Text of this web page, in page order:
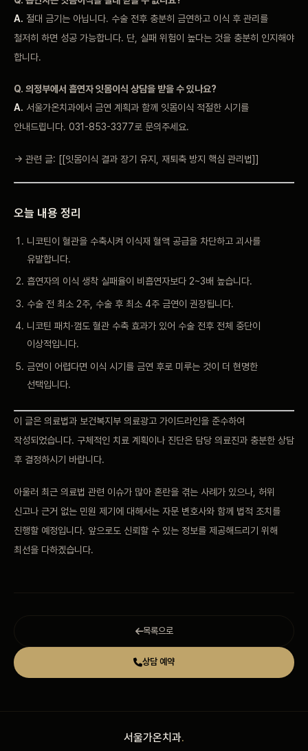
A. 절대 금기는 아닙니다. 수술 전후 충분히 금연하고 이식 후 관리를
철저히 하면 성공 가능합니다. 단, 실패 위험이 높다는 것을 충분히 인지해야
합니다.
Q. 의정부에서 흡연자 잇몸이식 상담을 받을 수 있나요?
A. 서울가온치과에서 금연 계획과 함께 잇몸이식 적절한 시기를
안내드립니다. 031-853-3377로 문의주세요.
→ 관련 글: [[잇몸이식 결과 장기 유지, 재퇴축 방지 핵심 관리법]]
오늘 내용 정리
니코틴이 혈관을 수축시켜 이식재 혈액 공급을 차단하고 괴사를
유발합니다.
흡연자의 이식 생착 실패율이 비흡연자보다 2~3배 높습니다.
수술 전 최소 2주, 수술 후 최소 4주 금연이 권장됩니다.
니코틴 패치·껌도 혈관 수축 효과가 있어 수술 전후 전체 중단이
이상적입니다.
금연이 어렵다면 이식 시기를 금연 후로 미루는 것이 더 현명한
선택입니다.
이 글은 의료법과 보건복지부 의료광고 가이드라인을 준수하여
작성되었습니다. 구체적인 치료 계획이나 진단은 담당 의료진과 충분한 상담
후 결정하시기 바랍니다.
아울러 최근 의료법 관련 이슈가 많아 혼란을 겪는 사례가 있으나, 허위
신고나 근거 없는 민원 제기에 대해서는 자문 변호사와 함께 법적 조치를
진행할 예정입니다. 앞으로도 신뢰할 수 있는 정보를 제공해드리기 위해
최선을 다하겠습니다.
목록으로
상담 예약
서울가온치과.